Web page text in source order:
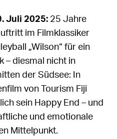
Juli 2025: 25 Jahre
im Filmklassiker
„Wilson“ für ein
– diesmal nicht in
der Südsee: In
von Tourism Fiji
sein Happy End – und
und emotionale
Mittelpunkt.